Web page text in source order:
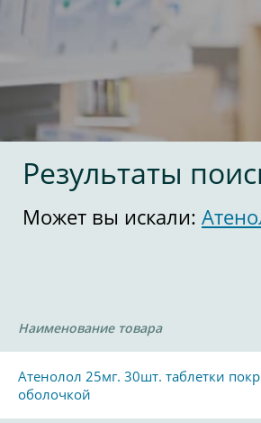
Результаты
Может вы искали:
Наименование товара
Атенолол 25мг. 30шт. таблетки
оболочкой